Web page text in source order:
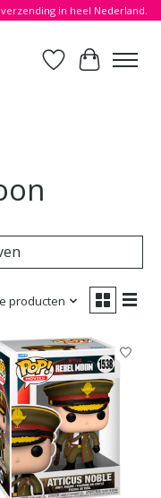
verzending in heel Nederland.
Verlanglijst
producten